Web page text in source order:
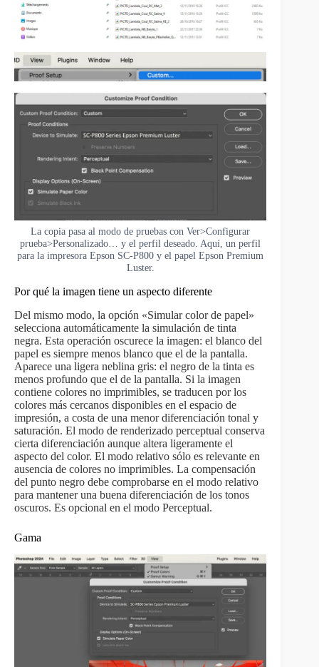
La copia pasa al modo de pruebas con Ver>Configurar
prueba>Personalizado… y el perfil deseado. Aquí, un perfil
para la impresora Epson SC-P800 y el papel Epson Premium
Luster.
Por qué la imagen tiene un aspecto diferente
Del mismo modo, la opción «Simular color de papel»
selecciona automáticamente la simulación de tinta
negra. Esta operación oscurece la imagen: el blanco del
papel es siempre menos blanco que el de la pantalla.
Aparece una ligera neblina gris: el negro de la tinta es
menos profundo que el de la pantalla. Si la imagen
contiene colores no imprimibles, se traducen por los
colores más cercanos disponibles en el espacio de
impresión, a costa de una menor diferenciación tonal y
saturación. El modo de renderizado perceptual conserva
cierta diferenciación aunque altera ligeramente el
aspecto del color. El modo relativo sólo es relevante en
ausencia de colores no imprimibles. La compensación
del punto negro debe comprobarse en el modo relativo
para mantener una buena diferenciación de los tonos
oscuros. Es opcional en el modo Perceptual.
Gama